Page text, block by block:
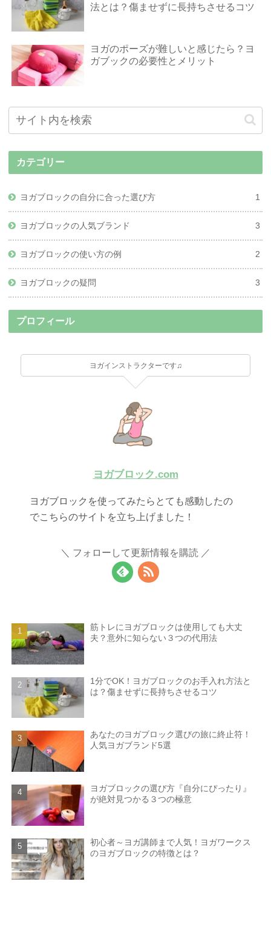
法とは？傷ませずに長持ちさせるコツ
ヨガのポーズが難しいと感じたら？ヨ
ガブックの必要性とメリット
カテゴリー
ヨガブロックの自分に合った選び方 1
ヨガブロックの人気ブランド 3
ヨガブロックの使い方の例 2
ヨガブロックの疑問 3
プロフィール
ヨガインストラクターです♫
ヨガブロック.com
ヨガブロックを使ってみたらとても感動したの
でこちらのサイトを立ち上げました！
フォローして更新情報を購読
筋トレにヨガブロックは使⽤しても⼤丈
夫？意外に知らない３つの代用法
1分でOK！ヨガブロックのお⼿⼊れ⽅法と
は？傷ませずに長持ちさせるコツ
あなたのヨガブロック選びの旅に終止符！
人気ヨガブランド5選
ヨガブロックの選び⽅『自分にぴったり』
が絶対見つかる３つの極意
初心者～ヨガ講師まで人気！ヨガワークス
のヨガブロックの特徴とは？